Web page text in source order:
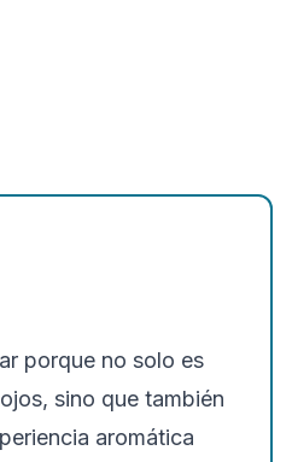
porque no solo es
sino que también
aromática